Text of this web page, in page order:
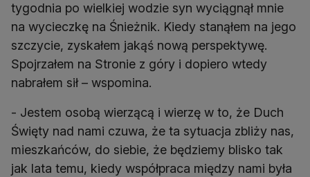
tygodnia po wielkiej wodzie syn wyciągnął mnie
na wycieczkę na Śnieżnik. Kiedy stanąłem na jego
szczycie, zyskałem jakąś nową perspektywę.
Spojrzałem na Stronie z góry i dopiero wtedy
nabrałem sił – wspomina.
- Jestem osobą wierzącą i wierzę w to, że Duch
Święty nad nami czuwa, że ta sytuacja zbliży nas,
mieszkańców, do siebie, że będziemy blisko tak
jak lata temu, kiedy współpraca między nami była